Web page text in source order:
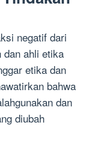
negatif dari
dan ahli etika
etika dan
bahwa
dan
diubah